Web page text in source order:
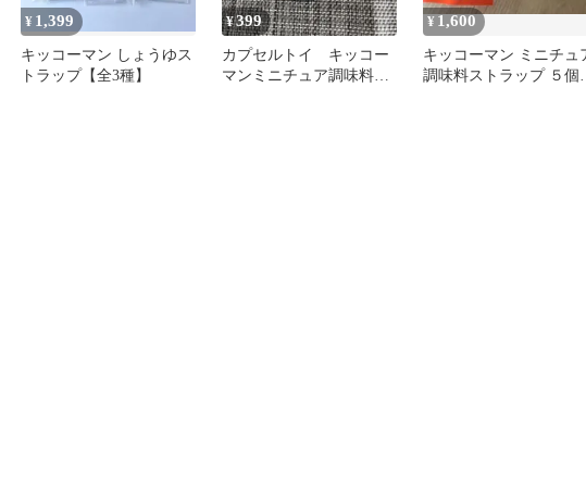
¥ 1,399
キッコーマン しょうゆス
トラップ【全3種】
¥399
カプセルトイ キッコー
マンミニチュア調味料ス
¥ 1,600
キッコーマン ミニチュ
調味料ストラップ ５個